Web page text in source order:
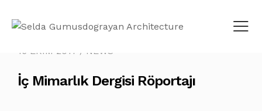
16 EKIM 2017 NEWS
İç Mimarlık Dergisi Röportajı